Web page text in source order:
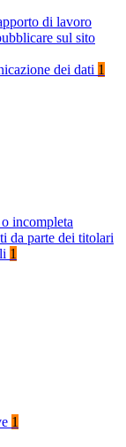
di lavoro
sul sito
dei dati 1
incompleta
da parte dei titolari
1
1